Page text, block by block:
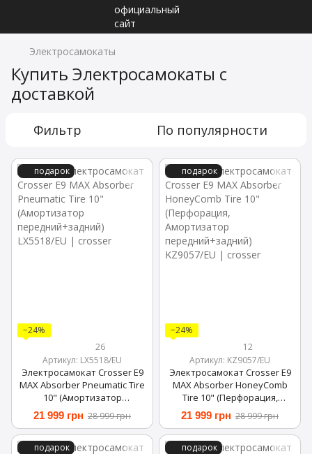
Электросамокаты
Купить Электросамокаты с
доставкой
Фильтр По популярности
подарок
−24%
26
Артикул: LX5518/EU
Электросамокат Crosser E9
MAX Absorber Pneumatic Tire
10" (Амортизатор
передний+задний) (Черный)
LX5518/EU
21 999 грн 28 999 грн
подарок
−24%
12
Артикул: KZ9057/EU
Электросамокат Crosser E9
MAX Absorber HoneyComb
Tire 10" (Перфорация,
Амортизатор
передний+задний) (Черный)
KZ9057/EU
21 999 грн 28 999 грн
подарок подарок